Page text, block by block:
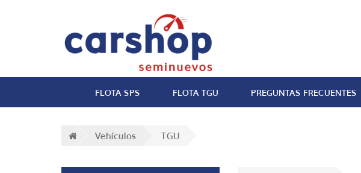
FLOTA SPS FLOTA TGU PREGUNTAS FRECUENTES
Vehículos TGU